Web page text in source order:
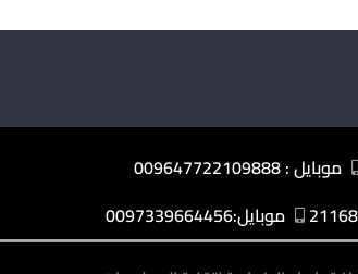
موبايل : 009647722109888
موبايل:0097339664456